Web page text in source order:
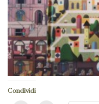
Condividi